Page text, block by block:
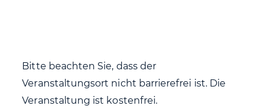
Bitte beachten Sie, dass der
Veranstaltungsort nicht barrierefrei ist. Die
Veranstaltung ist kostenfrei.